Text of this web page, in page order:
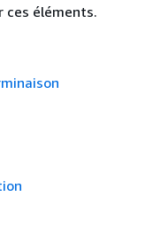
ces éléments.